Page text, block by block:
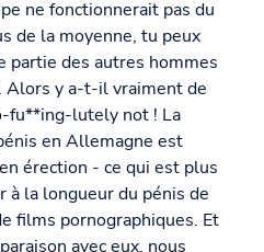
ne fonctionnerait pas du
de la moyenne, tu peux
partie des autres hommes
Alors y a-t-il vraiment de
fu**ing-lutely not ! La
en Allemagne est
érection - ce qui est plus
la longueur du pénis de
films pornographiques. Et
avec eux, nous